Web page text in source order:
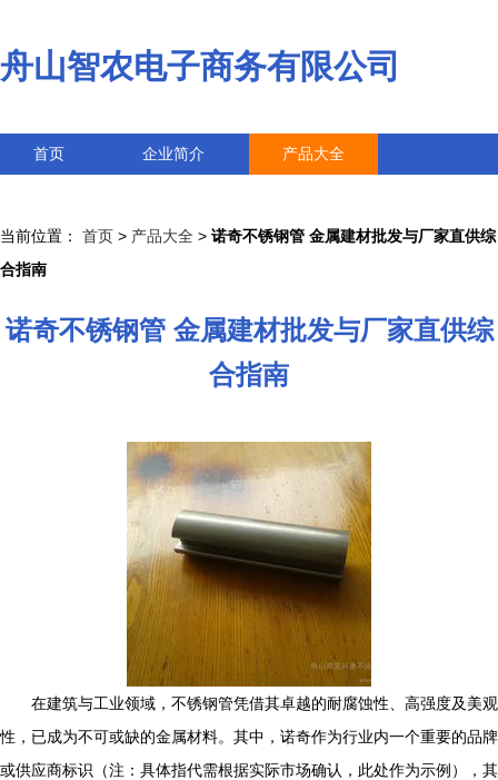
舟山智农电子商务有限公司
首页 企业简介 产品大全
当前位置： 首页 > 产品大全 > 诺奇不锈钢管 金属建材批发与厂家直供综
合指南
诺奇不锈钢管 金属建材批发与厂家直供综
合指南
在建筑与工业领域，不锈钢管凭借其卓越的耐腐蚀性、高强度及美观
性，已成为不可或缺的金属材料。其中，诺奇作为行业内一个重要的品牌
或供应商标识（注：具体指代需根据实际市场确认，此处作为示例），其